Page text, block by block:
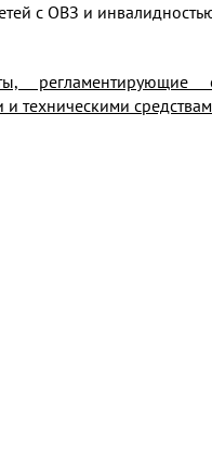
с ОВЗ и
техническими